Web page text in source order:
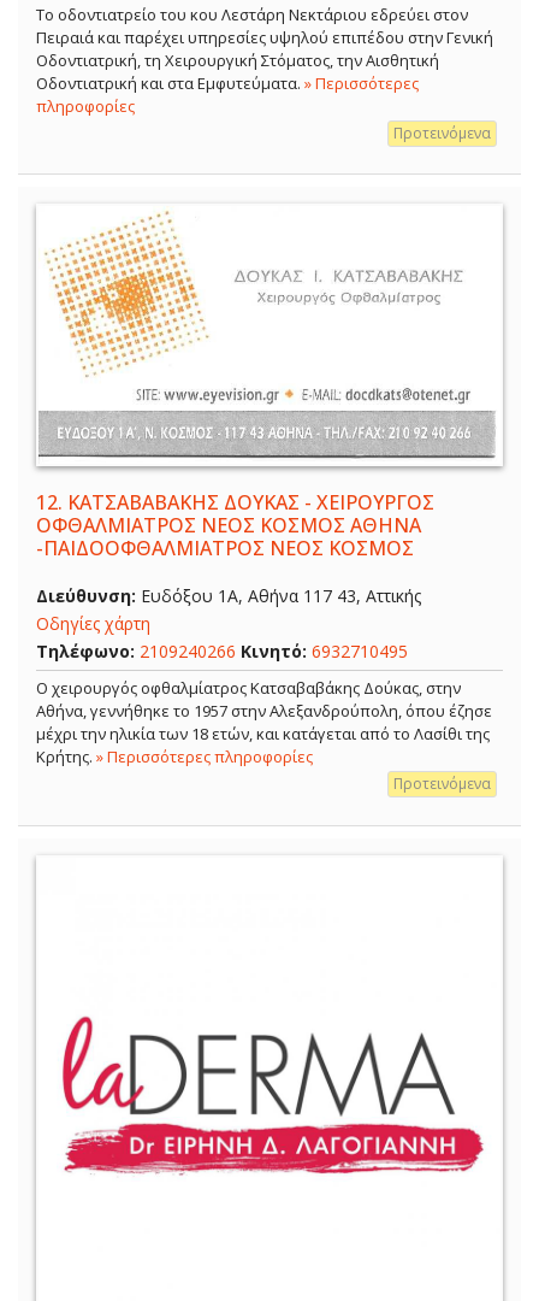
Το οδοντιατρείο του κου Λεστάρη Νεκτάριου εδρεύει στον
Πειραιά και παρέχει υπηρεσίες υψηλού επιπέδου στην Γενική
Οδοντιατρική, τη Χειρουργική Στόματος, την Αισθητική
Οδοντιατρική και στα Εμφυτεύματα. » Περισσότερες
πληροφορίες
Προτεινόμενα
12. ΚΑΤΣΑΒΑΒΑΚΗΣ ΔΟΥΚΑΣ - ΧΕΙΡΟΥΡΓΟΣ
ΟΦΘΑΛΜΙΑΤΡΟΣ ΝΕΟΣ ΚΟΣΜΟΣ ΑΘΗΝΑ
-ΠΑΙΔΟΟΦΘΑΛΜΙΑΤΡΟΣ ΝΕΟΣ ΚΟΣΜΟΣ
Διεύθυνση: Ευδόξου 1Α, Αθήνα 117 43, Αττικής
Οδηγίες χάρτη
Τηλέφωνο: 2109240266 Κινητό: 6932710495
Ο χειρουργός οφθαλμίατρος Κατσαβαβάκης Δούκας, στην
Αθήνα, γεννήθηκε το 1957 στην Αλεξανδρούπολη, όπου έζησε
μέχρι την ηλικία των 18 ετών, και κατάγεται από το Λασίθι της
Κρήτης. » Περισσότερες πληροφορίες
Προτεινόμενα